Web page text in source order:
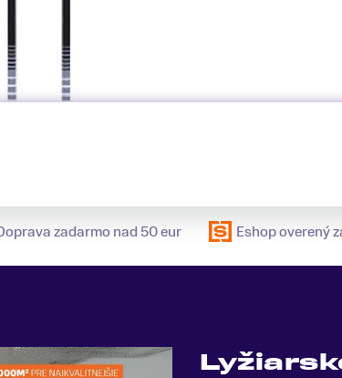
zadarmo nad 50 eur Eshop overený